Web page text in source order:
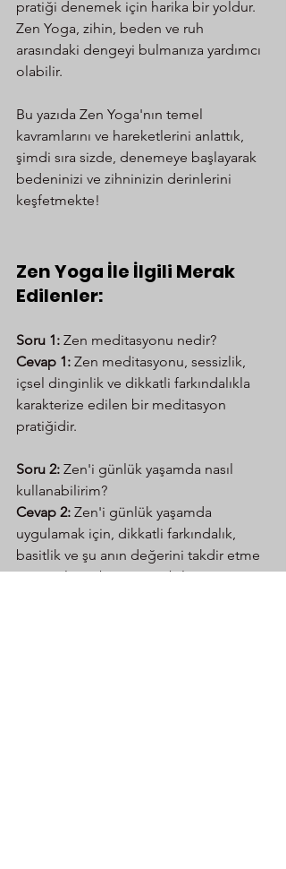
pratiği denemek için harika bir yoldur.
Zen Yoga, zihin, beden ve ruh
arasındaki dengeyi bulmanıza yardımcı
olabilir.
Bu yazıda Zen Yoga'nın temel
kavramlarını ve hareketlerini anlattık,
şimdi sıra sizde, denemeye başlayarak
bedeninizi ve zihninizin derinlerini
keşfetmekte!
Zen Yoga İle İlgili Merak
Edilenler:
Soru 1: Zen meditasyonu nedir?
Cevap 1: Zen meditasyonu, sessizlik,
içsel dinginlik ve dikkatli farkındalıkla
karakterize edilen bir meditasyon
pratiğidir.
Soru 2: Zen'i günlük yaşamda nasıl
kullanabilirim?
Cevap 2: Zen'i günlük yaşamda
uygulamak için, dikkatli farkındalık,
basitlik ve şu anın değerini takdir etme
prensiplerini benimseyebilirsiniz.